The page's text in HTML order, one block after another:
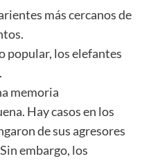
más cercanos de
popular, los elefantes
.
memoria
Hay casos en los
de sus agresores
embargo, los